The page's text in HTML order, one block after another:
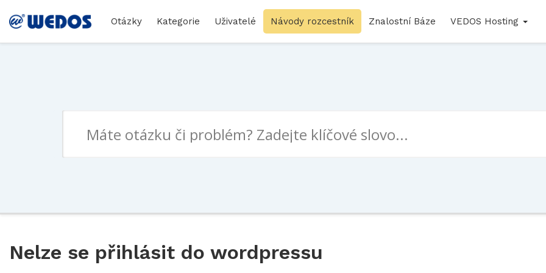
Otázky Kategorie Uživatelé Návody rozcestník Znalostní Báze VEDOS Hosting
Nelze se přihlásit do wordpressu